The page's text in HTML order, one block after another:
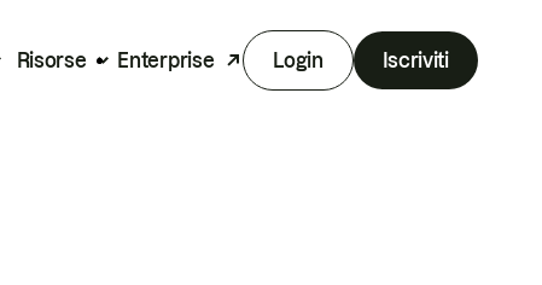
Risorse Enterprise Login Iscriviti